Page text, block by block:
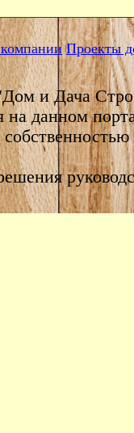
Проекты
и Дача
на данном